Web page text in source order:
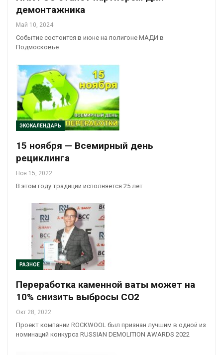
демонтажника
Май 10, 2024
Событие состоится в июне на полигоне МАДИ в
Подмосковье
ЭКОКАЛЕНДАРЬ
15 ноября — Всемирный день
рециклинга
Ноя 15, 2022
В этом году традиции исполняется 25 лет
РАЗНОЕ
Переработка каменной ваты может на
10% снизить выбросы CO2
Окт 28, 2022
Проект компании ROCKWOOL был признан лучшим в одной из
номинаций конкурса RUSSIAN DEMOLITION AWARDS 2022